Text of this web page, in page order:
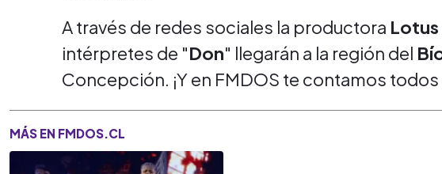
A través de redes sociales la productora Lotus
intérpretes de "Don" llegarán a la región del
Concepción. ¡Y en FMDOS te contamos
MÁS EN FMDOS.CL